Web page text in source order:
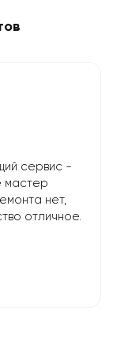
сервис -
мастер
нет,
отличное.